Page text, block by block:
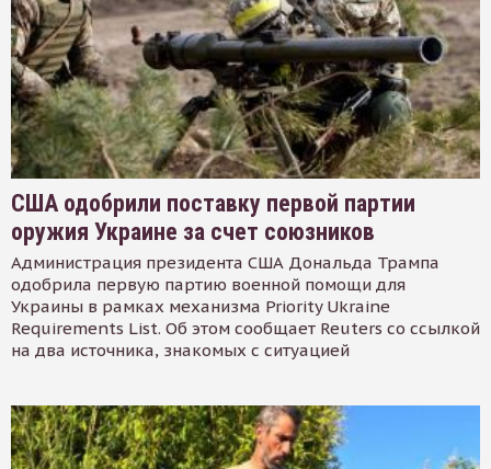
США одобрили поставку первой партии
оружия Украине за счет союзников
Администрация президента США Дональда Трампа
одобрила первую партию военной помощи для
Украины в рамках механизма Priority Ukraine
Requirements List. Об этом сообщает Reuters со ссылкой
на два источника, знакомых с ситуацией